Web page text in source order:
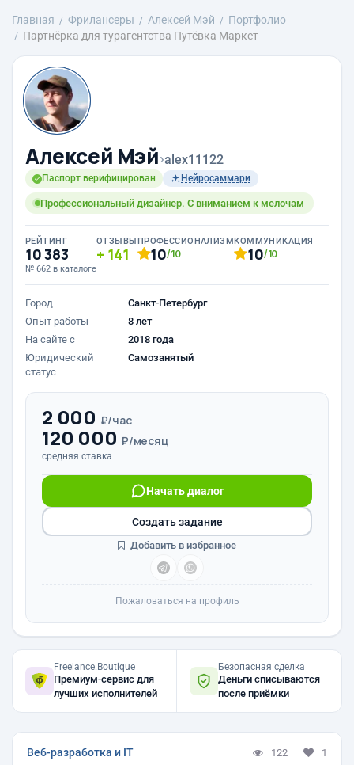
Главная Фрилансеры Алексей Мэй
Портфолио
Партнёрка для турагентства Путёвка Маркет
Алексей Мэй›alex11122
Паспорт верифицирован Нейросаммари
Профессиональный дизайнер. С вниманием к мелочам
РЕЙТИНГ
10 383
№ 662 в каталоге
ОТЗЫВЫ
141
ПРОФЕССИОНАЛИЗМ
10/10
КОММУНИКАЦИЯ
10/10
Город
Санкт-Петербург
Опыт работы
8 лет
На сайте с
2018 года
Юридический
статус
Самозанятый
2 000 ₽/час
120 000 ₽/месяц
средняя ставка
Начать диалог
Создать задание
Добавить в избранное
Пожаловаться на профиль
Freelance.Boutique
Премиум-сервис для
лучших исполнителей
Безопасная сделка
Деньги списываются
после приёмки
Веб-разработка и IT 122 1